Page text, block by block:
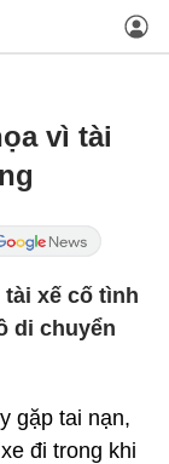
vì tài
tài xế cố tình
di chuyển
gặp tai nạn,
đi trong khi